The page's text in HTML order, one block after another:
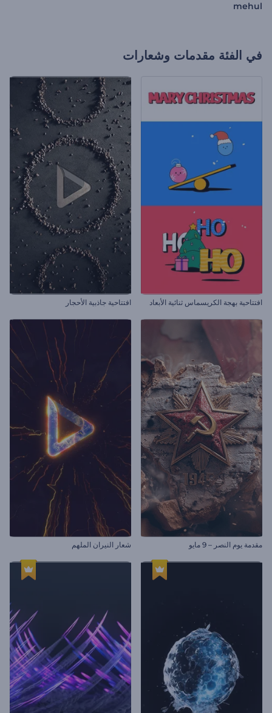
mehul
في الفئة مقدمات وشعارات
افتتاحية بهجة الكريسماس ثنائية الأبعاد افتتاحية جاذبية الأحجار
مقدمة يوم النصر – 9 مايو شعار النيران الملهم